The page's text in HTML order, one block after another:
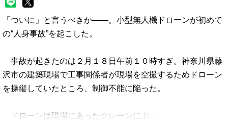
「ついに」と言うべきか――。小型無人機ドローンが初めて
の“人身事故”を起こした。
事故が起きたのは２月１８日午前１０時すぎ。神奈川県藤
沢市の建築現場で工事関係者が現場を空撮するためドローン
を操縦していたところ、制御不能に陥った。
ドローンは現場にあったクレーンにぶ…